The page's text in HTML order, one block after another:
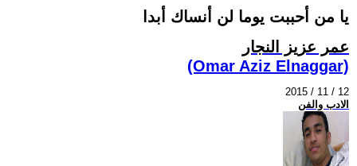
يا من أحببت يوما لن أنساك أبدا
عمر عزيز النجار
(Omar Aziz Elnaggar)
2015 / 11 / 12
الادب والفن